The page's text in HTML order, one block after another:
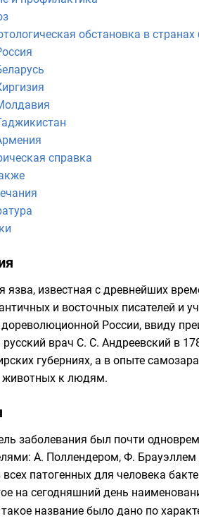
обстановка в
справка
язва, известная с древнейших
и восточных писателей и
России, ввиду
русский врач С. С. Андреевский в
губерниях, а в опыте
животных к людям.
заболевания был почти
А. Поллендером, Ф. Брауэллем
всех патогенных для человека
на сегодняшний день
название было дано по